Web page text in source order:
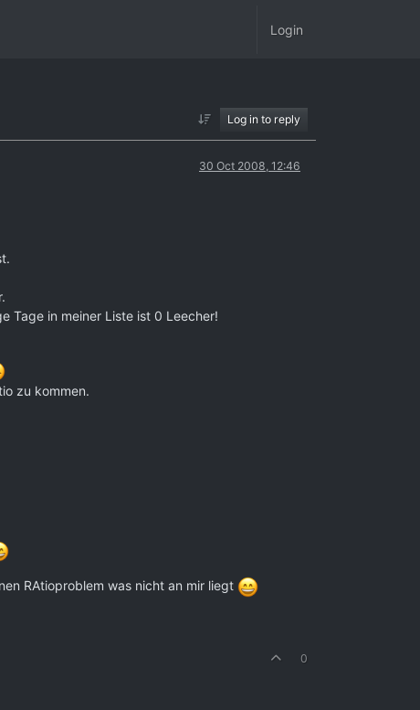
Login
Log in to reply
30 Oct 2008, 12:46
Tage in meiner Liste ist 0 Leecher!
zu kommen.
RAtioproblem was nicht an mir liegt
0